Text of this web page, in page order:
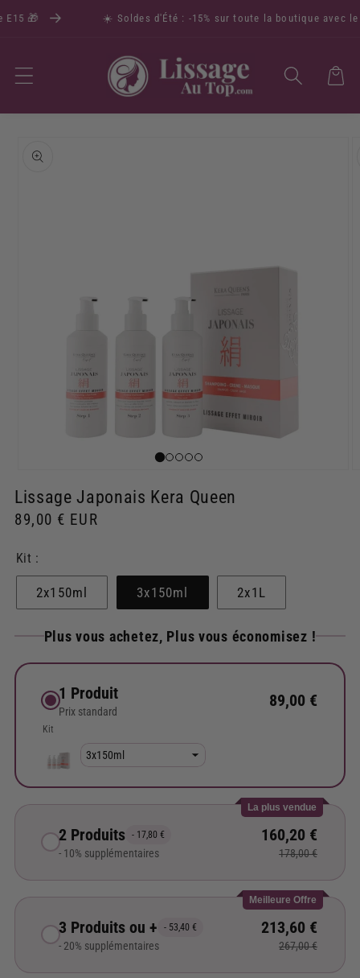
🎁 ☀️ Soldes d'Été : -15% sur toute la boutique avec le
Panier
informations
média
1
dans
modale
Lissage Japonais Kera Queen
Prix
89,00 € EUR
Kit :
2x150ml 3x150ml 2x1L
Plus vous achetez, Plus vous économisez !
1 Produit
Prix standard
89,00 €
Kit
La plus vendue
2 Produits - 17,80 €
- 10% supplémentaires
160,20 €
178,00 €
Meilleure Offre
3 Produits ou + - 53,40 €
- 20% supplémentaires
213,60 €
267,00 €